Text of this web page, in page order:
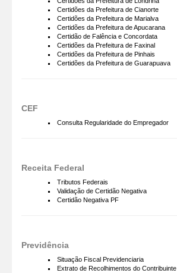
Certidões da Prefeitura de Cianorte
Certidões da Prefeitura de Marialva
Certidões da Prefeitura de Apucarana
Certidão de Falência e Concordata
Certidões da Prefeitura de Faxinal
Certidões da Prefeitura de Pinhais
Certidões da Prefeitura de Guarapuava
CEF
Consulta Regularidade do Empregador
Receita Federal
Tributos Federais
Validação de Certidão Negativa
Certidão Negativa PF
Previdência
Situação Fiscal Previdenciaria
Extrato de Recolhimentos do Contribuinte